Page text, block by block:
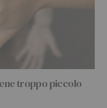
troppo piccolo